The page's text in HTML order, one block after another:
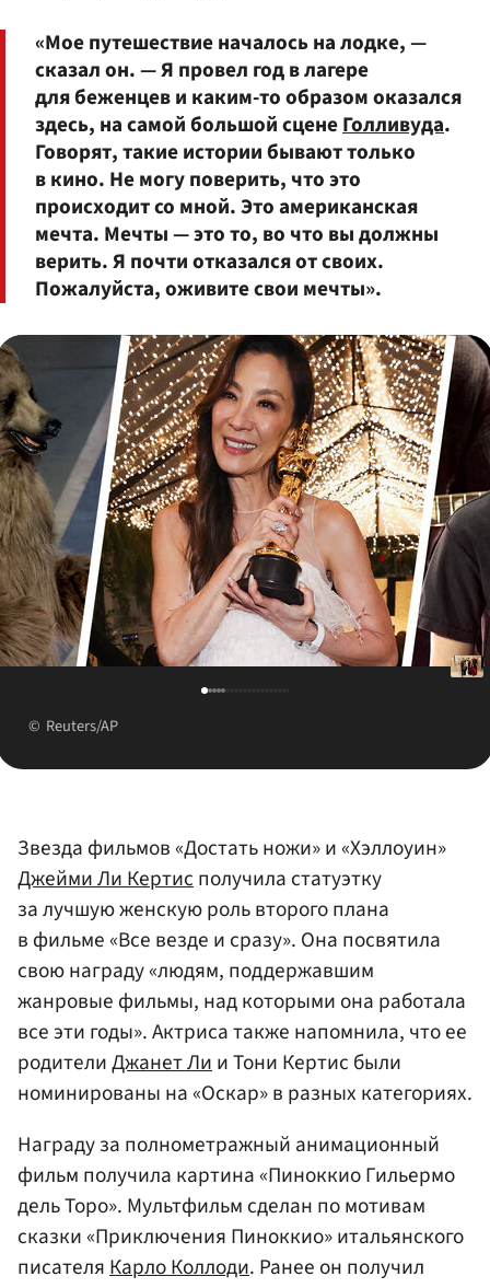
«Мое путешествие началось на лодке, —
сказал он. — Я провел год в лагере
для беженцев и каким-то образом оказался
здесь, на самой большой сценеГолливуда.
Говорят, такие истории бывают только
в кино. Не могу поверить, что это
происходит со мной. Это американская
мечта. Мечты — это то, во что вы должны
верить. Я почти отказался от своих.
Пожалуйста, оживите свои мечты».
Reuters/AP
Звезда фильмов «Достать ножи» и «Хэллоуин»
Джейми Ли Кертисполучила статуэтку
за лучшую женскую роль второго плана
в фильме «Все везде и сразу». Она посвятила
свою награду «людям, поддержавшим
жанровые фильмы, над которыми она работала
все эти годы». Актриса также напомнила, что ее
родителиДжанет Лии Тони Кертис были
номинированы на «Оскар» в разных категориях.
Награду за полнометражный анимационный
фильм получила картина «Пиноккио Гильермо
дель Торо». Мультфильм сделан по мотивам
сказки «Приключения Пиноккио» итальянского
писателяКарло Коллоди. Ранее он получил